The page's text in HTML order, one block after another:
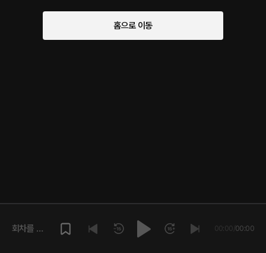
홈으로 이동
회차를 재
00:00/00:00